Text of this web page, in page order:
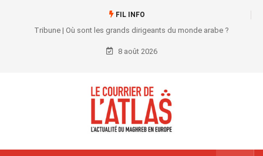
FIL INFO
Tribune | Où sont les grands dirigeants du monde arabe ?
8 août 2026